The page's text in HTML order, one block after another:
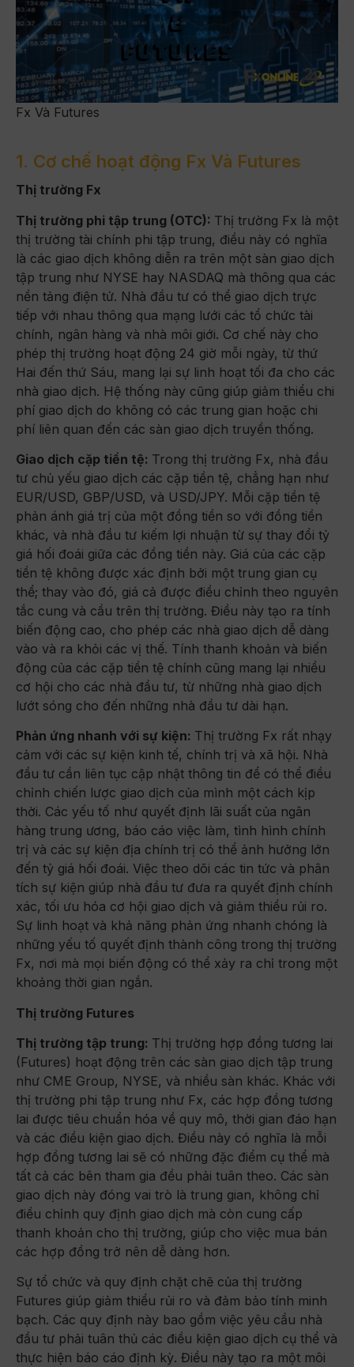
Fx Và Futures
1. Cơ chế hoạt động Fx Và Futures
Thị trường Fx
Thị trường phi tập trung (OTC): Thị trường Fx là một
thị trường tài chính phi tập trung, điều này có nghĩa
là các giao dịch không diễn ra trên một sàn giao dịch
tập trung như NYSE hay NASDAQ mà thông qua các
nền tảng điện tử. Nhà đầu tư có thể giao dịch trực
tiếp với nhau thông qua mạng lưới các tổ chức tài
chính, ngân hàng và nhà môi giới. Cơ chế này cho
phép thị trường hoạt động 24 giờ mỗi ngày, từ thứ
Hai đến thứ Sáu, mang lại sự linh hoạt tối đa cho các
nhà giao dịch. Hệ thống này cũng giúp giảm thiểu chi
phí giao dịch do không có các trung gian hoặc chi
phí liên quan đến các sàn giao dịch truyền thống.
Giao dịch cặp tiền tệ: Trong thị trường Fx, nhà đầu
tư chủ yếu giao dịch các cặp tiền tệ, chẳng hạn như
EUR/USD, GBP/USD, và USD/JPY. Mỗi cặp tiền tệ
phản ánh giá trị của một đồng tiền so với đồng tiền
khác, và nhà đầu tư kiếm lợi nhuận từ sự thay đổi tỷ
giá hối đoái giữa các đồng tiền này. Giá của các cặp
tiền tệ không được xác định bởi một trung gian cụ
thể; thay vào đó, giá cả được điều chỉnh theo nguyên
tắc cung và cầu trên thị trường. Điều này tạo ra tính
biến động cao, cho phép các nhà giao dịch dễ dàng
vào và ra khỏi các vị thế. Tính thanh khoản và biến
động của các cặp tiền tệ chính cũng mang lại nhiều
cơ hội cho các nhà đầu tư, từ những nhà giao dịch
lướt sóng cho đến những nhà đầu tư dài hạn.
Phản ứng nhanh với sự kiện: Thị trường Fx rất nhạy
cảm với các sự kiện kinh tế, chính trị và xã hội. Nhà
đầu tư cần liên tục cập nhật thông tin để có thể điều
chỉnh chiến lược giao dịch của mình một cách kịp
thời. Các yếu tố như quyết định lãi suất của ngân
hàng trung ương, báo cáo việc làm, tình hình chính
trị và các sự kiện địa chính trị có thể ảnh hưởng lớn
đến tỷ giá hối đoái. Việc theo dõi các tin tức và phân
tích sự kiện giúp nhà đầu tư đưa ra quyết định chính
xác, tối ưu hóa cơ hội giao dịch và giảm thiểu rủi ro.
Sự linh hoạt và khả năng phản ứng nhanh chóng là
những yếu tố quyết định thành công trong thị trường
Fx, nơi mà mọi biến động có thể xảy ra chỉ trong một
khoảng thời gian ngắn.
Thị trường Futures
Thị trường tập trung: Thị trường hợp đồng tương lai
(Futures) hoạt động trên các sàn giao dịch tập trung
như CME Group, NYSE, và nhiều sàn khác. Khác với
thị trường phi tập trung như Fx, các hợp đồng tương
lai được tiêu chuẩn hóa về quy mô, thời gian đáo hạn
và các điều kiện giao dịch. Điều này có nghĩa là mỗi
hợp đồng tương lai sẽ có những đặc điểm cụ thể mà
tất cả các bên tham gia đều phải tuân theo. Các sàn
giao dịch này đóng vai trò là trung gian, không chỉ
điều chỉnh quy định giao dịch mà còn cung cấp
thanh khoản cho thị trường, giúp cho việc mua bán
các hợp đồng trở nên dễ dàng hơn.
Sự tổ chức và quy định chặt chẽ của thị trường
Futures giúp giảm thiểu rủi ro và đảm bảo tính minh
bạch. Các quy định này bao gồm việc yêu cầu nhà
đầu tư phải tuân thủ các điều kiện giao dịch cụ thể và
thực hiện báo cáo định kỳ. Điều này tạo ra một môi